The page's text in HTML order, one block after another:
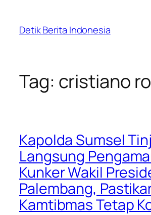
content
Detik Berita Indonesia
Tag: cristiano
Kapolda Sumsel
Langsung
Kunker Wakil
Palembang,
Kamtibmas Tetap